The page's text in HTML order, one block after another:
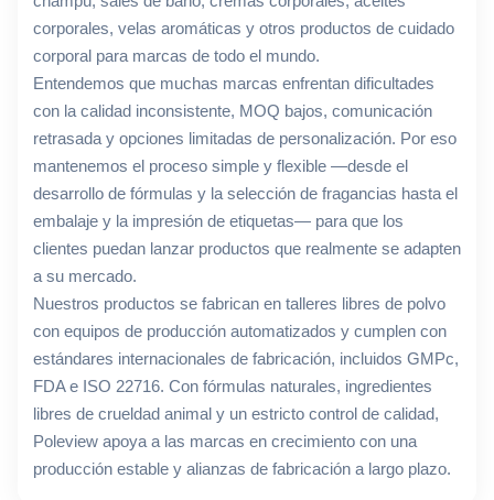
corporales, velas aromáticas y otros productos de cuidado
corporal para marcas de todo el mundo.
Entendemos que muchas marcas enfrentan dificultades
con la calidad inconsistente, MOQ bajos, comunicación
retrasada y opciones limitadas de personalización. Por eso
mantenemos el proceso simple y flexible —desde el
desarrollo de fórmulas y la selección de fragancias hasta el
embalaje y la impresión de etiquetas— para que los
clientes puedan lanzar productos que realmente se adapten
a su mercado.
Nuestros productos se fabrican en talleres libres de polvo
con equipos de producción automatizados y cumplen con
estándares internacionales de fabricación, incluidos GMPc,
FDA e ISO 22716. Con fórmulas naturales, ingredientes
libres de crueldad animal y un estricto control de calidad,
Poleview apoya a las marcas en crecimiento con una
producción estable y alianzas de fabricación a largo plazo.